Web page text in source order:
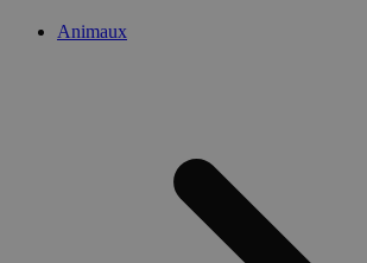
Animaux